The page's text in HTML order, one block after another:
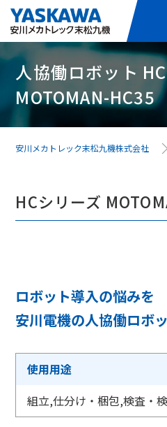
会社案内
採用情報
製品情報
事例紹介
よくある質問
相
人協働ロボット
MOTOMAN-HC35
安川メカトレック末松九機株式会社
HCシリーズ
ロボット導入の悩みを
安川電機の人協働ロボ
使用用途
組立,仕分け・梱包,検査・